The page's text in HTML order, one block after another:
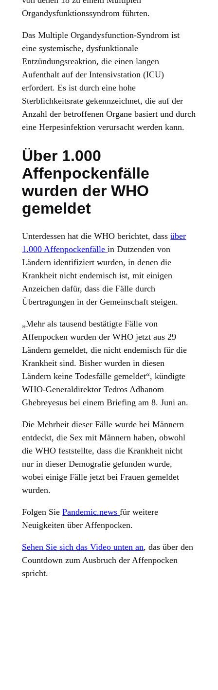
Organdysfunktionssyndrom führten.
Das Multiple Organdysfunction-Syndrom ist
eine systemische, dysfunktionale
Entzündungsreaktion, die einen langen
Aufenthalt auf der Intensivstation (ICU)
erfordert. Es ist durch eine hohe
Sterblichkeitsrate gekennzeichnet, die auf der
Anzahl der betroffenen Organe basiert und durch
eine Herpesinfektion verursacht werden kann.
Über 1.000
Affenpockenfälle
wurden der WHO
gemeldet
Unterdessen hat die WHO berichtet, dassüber
1.000 Affenpockenfällein Dutzenden von
Ländern identifiziert wurden, in denen die
Krankheit nicht endemisch ist, mit einigen
Anzeichen dafür, dass die Fälle durch
Übertragungen in der Gemeinschaft steigen.
„Mehr als tausend bestätigte Fälle von
Affenpocken wurden der WHO jetzt aus 29
Ländern gemeldet, die nicht endemisch für die
Krankheit sind. Bisher wurden in diesen
Ländern keine Todesfälle gemeldet“, kündigte
WHO-Generaldirektor Tedros Adhanom
Ghebreyesus bei einem Briefing am 8. Juni an.
Die Mehrheit dieser Fälle wurde bei Männern
entdeckt, die Sex mit Männern haben, obwohl
die WHO feststellte, dass die Krankheit nicht
nur in dieser Demografie gefunden wurde,
wobei einige Fälle jetzt bei Frauen gemeldet
wurden.
Folgen SiePandemic.newsfür weitere
Neuigkeiten über Affenpocken.
Sehen Sie sich das Video unten an, das über den
Countdown zum Ausbruch der Affenpocken
spricht.